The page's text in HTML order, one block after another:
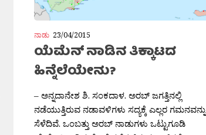
ನಾಡು 23/04/2015
ಯೆಮೆನ್ ನಾಡಿನ ತಿಕ್ಕಾಟದ
ಹಿನ್ನೆಲೆಯೇನು?
– ಅನ್ನದಾನೇಶ ಶಿ. ಸಂಕದಾಳ. ಅರಬ್ ಜಗತ್ತಿನಲ್ಲಿ
ನಡೆಯುತ್ತಿರುವ ನಡಾವಳಿಗಳು ಸದ್ಯಕ್ಕೆ ಎಲ್ಲರ ಗಮನವನ್ನು
ಸೆಳೆದಿವೆ. ಒಂಬತ್ತು ಅರಬ್ ನಾಡುಗಳು ಒಟ್ಟುಗೂಡಿ